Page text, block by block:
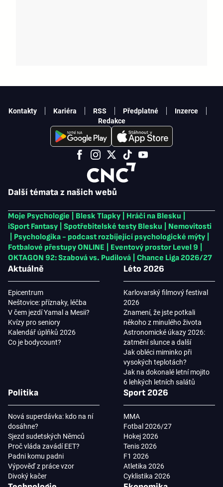
Další témata z našich webů
Moje Psychologie Blesk Tlapky Hráči na Blesku
iSport Fantasy
Spotřebitelské testy Blesku
Nemovitosti
Psychologika - podcast rozbíjející psychologické mýty
Fotbalové přestupy ONLINE
Eventový prostor Level 9
OKTAGON 92: Szabová vs. Pudilová
Chance Liga 2026/27
Aktuálně
Epicentrum
Neštovice: příznaky, léčba
V čem jezdí Yamal a Mesii?
Kvízy pro seniory
Kalendář úplňků 2026
Co je bodycount?
Léto 2026
Karlovarský filmový festival
2026
Znamení, že jste potkali
někoho z minulého života
Astronomické úkazy 2026:
zatmění slunce a další
Jak obléci miminko při
vysokých teplotách?
Jak na dokonalé letní mojito
6 lehkých letních salátů
Politika
Nová superdávka: kdo na ní
dosáhne?
Sjezd sudetských Němců
Proč vláda zavádí EET?
Padni komu padni
Výpověď z práce vzor
Divoký kačer
Sport 2026
MMA
Fotbal 2026/27
Hokej 2026
Tenis 2026
F1 2026
Atletika 2026
Cyklistika 2026
Kontakty Kariéra RSS Předplatné
Inzerce
Redakce